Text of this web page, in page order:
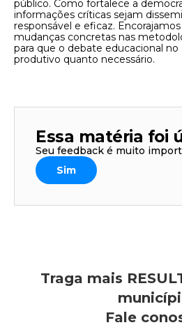
público. Como fortalece a
informações críticas sejam
responsável e eficaz.
mudanças concretas nas
para que o debate educacional no
produtivo quanto necessário.
Essa matéria foi
Seu feedback é muito
Sim
Traga mais
Fale